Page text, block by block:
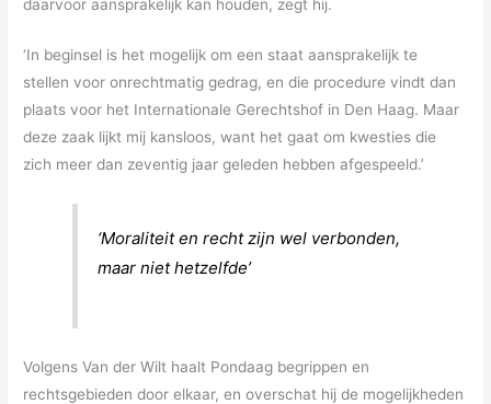
daarvoor aansprakelijk kan houden, zegt hij.
‘In beginsel is het mogelijk om een staat aansprakelijk te
stellen voor onrechtmatig gedrag, en die procedure vindt dan
plaats voor het Internationale Gerechtshof in Den Haag. Maar
deze zaak lijkt mij kansloos, want het gaat om kwesties die
zich meer dan zeventig jaar geleden hebben afgespeeld.’
‘Moraliteit en recht zijn wel verbonden,
maar niet hetzelfde’
Volgens Van der Wilt haalt Pondaag begrippen en
rechtsgebieden door elkaar, en overschat hij de mogelijkheden